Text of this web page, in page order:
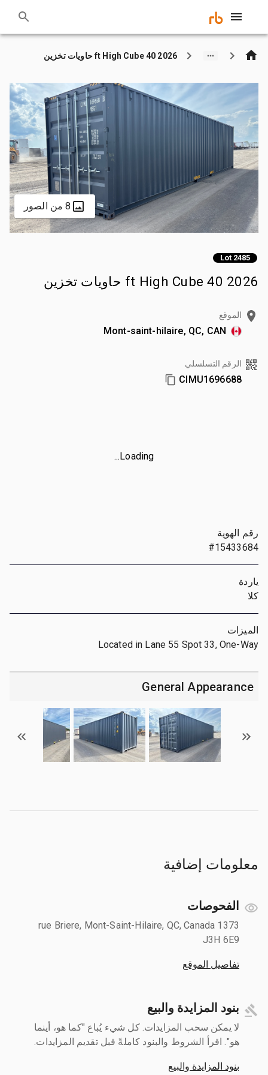
2026 40 ft High Cube حاويات تخزين
8 من الصور
Lot 2485
2026 40 ft High Cube حاويات تخزين
الموقع
Mont-saint-hilaire, QC, CAN
الرقم التسلسلي
CIMU1696688
Loading...
رقم الهوية
#15433684
ياردة
كلا
الميزات
Located in Lane 55 Spot 33, One-Way
General Appearance
معلومات إضافية
الفحوصات
1373 rue Briere, Mont-Saint-Hilaire, QC, Canada
J3H 6E9
تفاصيل الموقع
بنود المزايدة والبيع
لا يمكن سحب المزايدات. كل شيء يُباع "كما هو، أينما
هو". اقرأ الشروط والبنود كاملةً قبل تقديم المزايدات.
بنود المزايدة والبيع